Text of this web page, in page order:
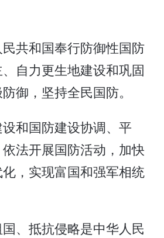
共和国奉行防御性国防
自力更生地建设和巩固
御，坚持全民国防。
和国防建设协调、平
法开展国防活动，加快
，实现富国和强军相统
、抵抗侵略是中华人民